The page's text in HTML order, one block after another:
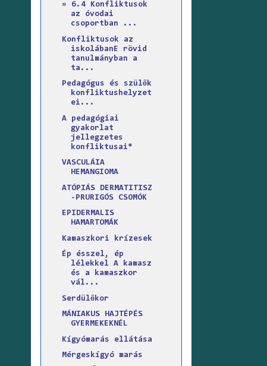
» 6.4 Konfliktusok
az óvodai
csoportban ...
Konfliktusok az
iskolábanE rövid
tanulmányban a
ta...
Pedagógus és szülők
konfliktushelyzet
ei...
A pedagógiai
gyakorlat
jellegzetes
konfliktusai*
VASCULÁIA
HEMANGIOMA
ATÓPIÁS DERMATITISZ
-PRURIGÓS CSOMÓK
EPIDERMALIS
HAMARTOMÁK
Kamaszkori krízesek
Ép ésszel, ép
lélekkel A kamasz
és a kamaszkor
vál...
Serdülőkor
MÁNIAKUS HAJTÉPÉS
GYERMEKEKNÉL
Kígyómarás ellátása
Mérgeskígyó marás